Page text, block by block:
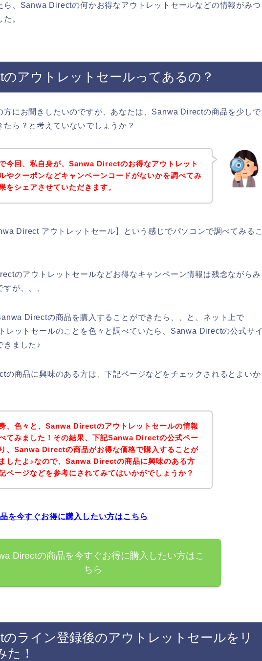
ら、Sanwa Directの何かお得なアウトレットセールなどの情報がみつ
。
のアウトレットセールってあるの？
方にお聞きしたいのですが、あなたは、Sanwa Directの商品を少しで
たら？と考えていないでしょうか？
今回、私自身が、Sanwa Directのお得なアウトレット
やクーポンなどキャンペーンコードがないかを調べてみ
をシェアさせていただきます。
Direct アウトレットセール】という感じでパソコンで調べてみるこ
のアウトレットセールなどお得なキャンペーン情報は残念ながらみ
が、、、
Directの商品を購入することができたら、、と、ネット上で
レットセールのことを色々と調べていたら、Sanwa Directの公式サイ
きました♪
の商品に興味のある方は、下記ページなどをチェックされるとよいか
、色々と、Sanwa Directのアウトレットセールの情報
てみました！その結果、下記Sanwa Directの公式ペー
、Sanwa Directの商品がお得な価格で購入することが
したよ♪なので、Sanwa Directの商品に興味のある方
ページなどを参考にされてみてはいかがでしょうか？
を今すぐお得に購入したい方はこちら
Directの商品を今すぐお得に購入したい方はこ
ちら
のライン登録後のアウトレットセールをリ
た！